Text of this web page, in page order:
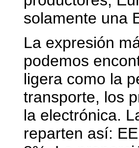
solamente una
La expresión
podemos
ligera como la
transporte, los
la electrónica.
reparten así: